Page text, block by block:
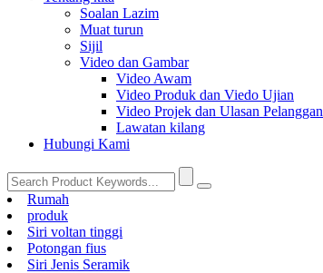
Soalan Lazim
Muat turun
Sijil
Video dan Gambar
Video Awam
Video Produk dan Viedo Ujian
Video Projek dan Ulasan Pelanggan
Lawatan kilang
Hubungi Kami
Rumah
produk
Siri voltan tinggi
Potongan fius
Siri Jenis Seramik